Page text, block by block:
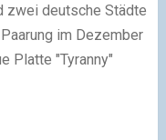
zwei deutsche Städte
im Dezember
Platte "Tyranny"